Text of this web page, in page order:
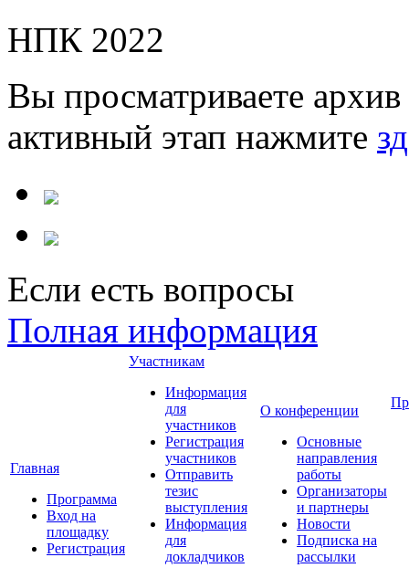
НПК 2022
Вы просматриваете
активный этап нажмите
Если есть вопросы
Полная информация
Главная
Программа
Вход на
площадку
Регистрация
Участникам
Информация
для
участников
Регистрация
участников
Отправить
тезис
выступления
Информация
для
докладчиков
О конференции
Основные
направления
работы
Организаторы
и партнеры
Новости
Подписка на
рассылки